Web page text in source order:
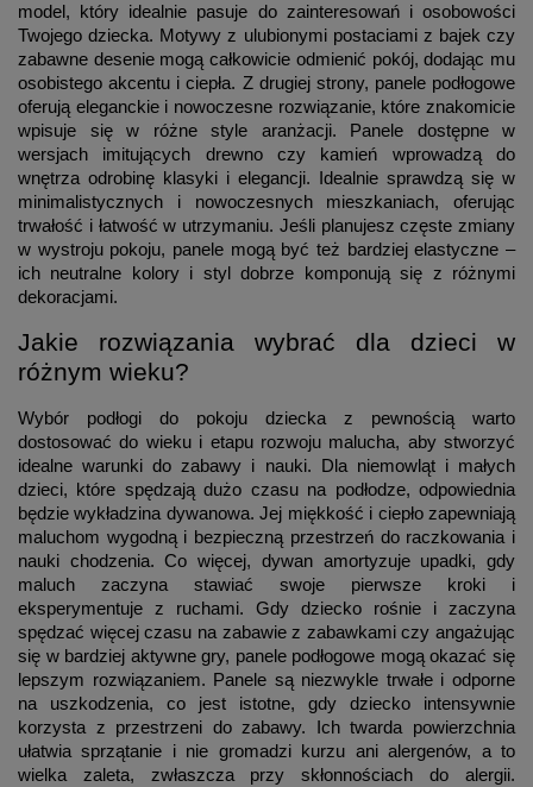
model, który idealnie pasuje do zainteresowań i osobowości
Twojego dziecka. Motywy z ulubionymi postaciami z bajek czy
zabawne desenie mogą całkowicie odmienić pokój, dodając mu
osobistego akcentu i ciepła. Z drugiej strony, panele podłogowe
oferują eleganckie i nowoczesne rozwiązanie, które znakomicie
wpisuje się w różne style aranżacji. Panele dostępne w
wersjach imitujących drewno czy kamień wprowadzą do
wnętrza odrobinę klasyki i elegancji. Idealnie sprawdzą się w
minimalistycznych i nowoczesnych mieszkaniach, oferując
trwałość i łatwość w utrzymaniu. Jeśli planujesz częste zmiany
w wystroju pokoju, panele mogą być też bardziej elastyczne –
ich neutralne kolory i styl dobrze komponują się z różnymi
dekoracjami.
Jakie rozwiązania wybrać dla dzieci w
różnym wieku?
Wybór podłogi do pokoju dziecka z pewnością warto
dostosować do wieku i etapu rozwoju malucha, aby stworzyć
idealne warunki do zabawy i nauki. Dla niemowląt i małych
dzieci, które spędzają dużo czasu na podłodze, odpowiednia
będzie wykładzina dywanowa. Jej miękkość i ciepło zapewniają
maluchom wygodną i bezpieczną przestrzeń do raczkowania i
nauki chodzenia. Co więcej, dywan amortyzuje upadki, gdy
maluch zaczyna stawiać swoje pierwsze kroki i
eksperymentuje z ruchami. Gdy dziecko rośnie i zaczyna
spędzać więcej czasu na zabawie z zabawkami czy angażując
się w bardziej aktywne gry, panele podłogowe mogą okazać się
lepszym rozwiązaniem. Panele są niezwykle trwałe i odporne
na uszkodzenia, co jest istotne, gdy dziecko intensywnie
korzysta z przestrzeni do zabawy. Ich twarda powierzchnia
ułatwia sprzątanie i nie gromadzi kurzu ani alergenów, a to
wielka zaleta, zwłaszcza przy skłonnościach do alergii.